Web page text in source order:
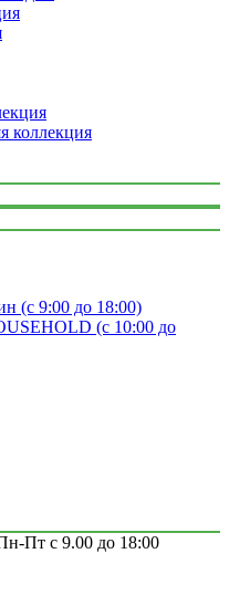
(с 9:00 до 18:00)
(с 10:00 до
Пт с 9.00 до 18:00